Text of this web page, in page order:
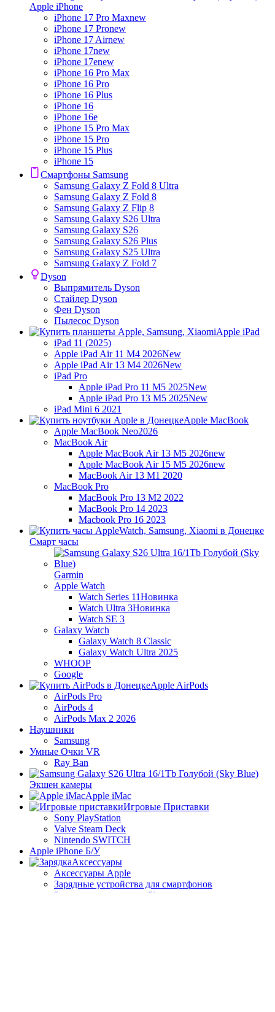
Apple iPhone
iPhone 17 Pro Maxnew
iPhone 17 Pronew
iPhone 17 Airnew
iPhone 17new
iPhone 17enew
iPhone 16 Pro Max
iPhone 16 Pro
iPhone 16 Plus
iPhone 16
iPhone 16e
iPhone 15 Pro Max
iPhone 15 Pro
iPhone 15 Plus
iPhone 15
Смартфоны Samsung
Samsung Galaxy Z Fold 8 Ultra
Samsung Galaxy Z Fold 8
Samsung Galaxy Z Flip 8
Samsung Galaxy S26 Ultra
Samsung Galaxy S26
Samsung Galaxy S26 Plus
Samsung Galaxy S25 Ultra
Samsung Galaxy Z Fold 7
Dyson
Выпрямитель Dyson
Стайлер Dyson
Фен Dyson
Пылесос Dyson
Apple iPad
iPad 11 (2025)
Apple iPad Air 11 M4 2026New
Apple iPad Air 13 M4 2026New
iPad Pro
Apple iPad Pro 11 M5 2025New
Apple iPad Pro 13 M5 2025New
iPad Mini 6 2021
Apple MacBook
Apple MacBook Neo2026
MacBook Air
Apple MacBook Air 13 M5 2026new
Apple MacBook Air 15 M5 2026new
MacBook Air 13 M1 2020
MacBook Pro
MacBook Pro 13 M2 2022
MacBook Pro 14 2023
Macbook Pro 16 2023
Смарт часы
Garmin
Apple Watch
Watch Series 11Новинка
Watch Ultra 3Новинка
Watch SE 3
Galaxy Watch
Galaxy Watch 8 Classic
Galaxy Watch Ultra 2025
WHOOP
Google
Apple AirPods
AirPods Pro
AirPods 4
AirPods Max 2 2026
Наушники
Samsung
Умные Очки VR
Ray Ban
Экшен камеры
Apple iMac
Игровые Приставки
Sony PlayStation
Valve Steam Deck
Nintendo SWITCH
Apple iPhone Б/У
Аксессуары
Аксессуары Apple
Зарядные устройства для смартфонов
Защитные стекла для iPhone